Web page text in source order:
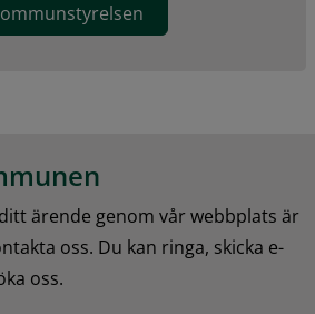
ärende genom vår webbplats är
oss. Du kan ringa, skicka e-
oss.